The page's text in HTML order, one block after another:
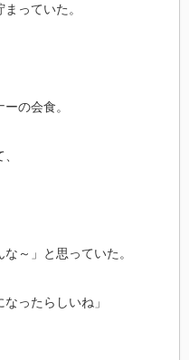
っていた。
の会食。
～」と思っていた。
ったらしいね」